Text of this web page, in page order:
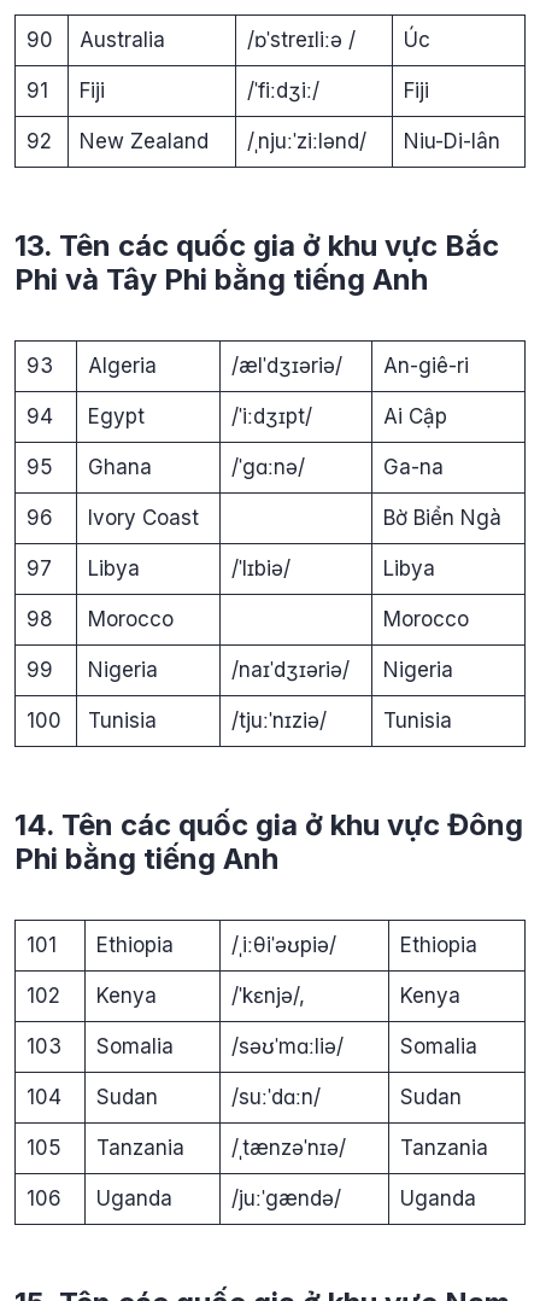
90 Australia /ɒˈstreɪliːə / Úc
91 Fiji /ˈfiːdʒiː/ Fiji
92 New Zealand /ˌnjuːˈziːlənd/ Niu-Di-lân
13. Tên các quốc gia ở khu vực Bắc
Phi và Tây Phi bằng tiếng Anh
93 Algeria /ælˈdʒɪəriə/ An-giê-ri
94 Egypt /ˈiːdʒɪpt/ Ai Cập
95 Ghana /ˈgɑːnə/ Ga-na
96 Ivory Coast Bờ Biển Ngà
97 Libya /ˈlɪbiə/ Libya
98 Morocco Morocco
99 Nigeria /naɪˈdʒɪəriə/ Nigeria
100 Tunisia /tjuːˈnɪziə/ Tunisia
14. Tên các quốc gia ở khu vực Đông
Phi bằng tiếng Anh
101 Ethiopia /ˌiːθiˈəʊpiə/ Ethiopia
102 Kenya /ˈkɛnjə/, Kenya
103 Somalia /səʊˈmɑːliə/ Somalia
104 Sudan /suːˈdɑːn/ Sudan
105 Tanzania /ˌtænzəˈnɪə/ Tanzania
106 Uganda /juːˈgændə/ Uganda